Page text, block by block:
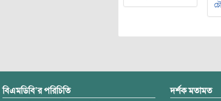
বিএমডিবি’র পরিচিতি দর্শক মতামত